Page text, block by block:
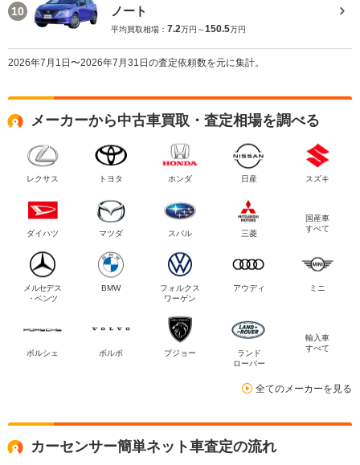
10 ノート
平均買取相場： 7.2万円～150.5万円
2026年7月1日〜2026年7月31日の査定依頼数を元に集計。
メーカーから中古車買取・査定相場を調べる
レクサス トヨタ ホンダ 日産 スズキ
ダイハツ マツダ スバル 三菱
国産車
すべて
メルセデス
・ベンツ
BMW
フォルクス
ワーゲン
アウディ ミニ
ポルシェ ボルボ プジョー
ランド
ローバー
輸入車
すべて
全てのメーカーを見る
カーセンサー簡単ネット車査定の流れ